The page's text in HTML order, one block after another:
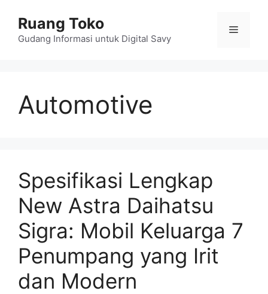
content
Ruang Toko
Gudang Informasi untuk Digital Savy
Menu
Automotive
Spesifikasi Lengkap
New Astra Daihatsu
Sigra: Mobil Keluarga 7
Penumpang yang Irit
dan Modern